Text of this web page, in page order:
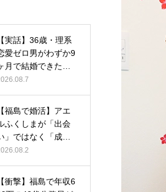
【実話】36歳・理系
愛ゼロ男がわずか9
月で結婚できた理
【郡山…
【福島で婚活】アエ
ふくしまが「出会
」ではなく「成
」にこだわり…
【衝撃】福島で年収6